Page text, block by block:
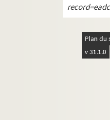
Plan du
v 31.1.0